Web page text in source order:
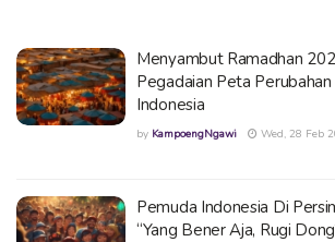
Menyambut Ramadhan
Pegadaian Peta
Indonesia
by KampoengNgawi Wed, 28 Feb
Pemuda Indonesia Di
“Yang Bener Aja, Rugi